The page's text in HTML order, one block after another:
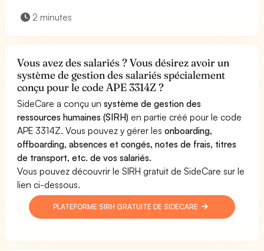
2 minutes
Vous avez des salariés ? Vous désirez avoir un
système de gestion des salariés spécialement
conçu pour le code APE 3314Z ?
SideCare a conçu unsystème de gestion des
ressources humaines (SIRH) en partie créé pour le code
APE 3314Z. Vous pouvez y gérer lesonboarding,
offboarding, absences et congés, notes de frais, titres
de transport, etc. de vos salariés.
Vous pouvez découvrir le SIRH gratuit de SideCare sur le
lien ci-dessous.
PLATEFORME SIRH GRATUITE DE SIDECARE